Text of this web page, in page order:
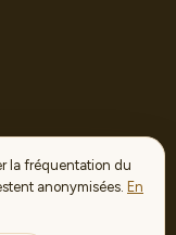
la fréquentation du
anonymisées. En